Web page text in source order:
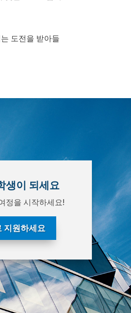
도전을 받아들
생이 되세요
정을 시작하세요!
지원하세요